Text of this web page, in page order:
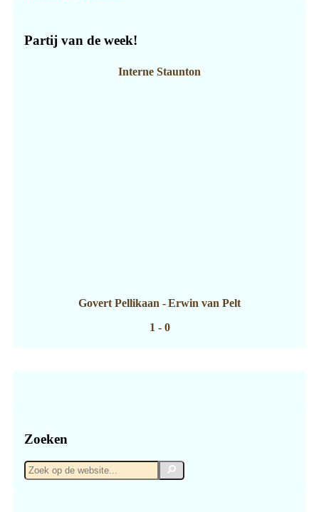
Partij van de week!
Interne Staunton
Govert Pellikaan - Erwin van Pelt
1 - 0
Zoeken
Zoek
op
Zoek